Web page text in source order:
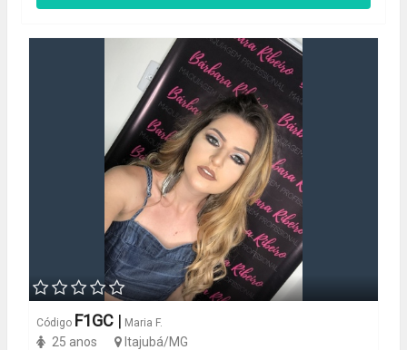
Código F1GC | Maria F.
25 anos Itajubá/MG